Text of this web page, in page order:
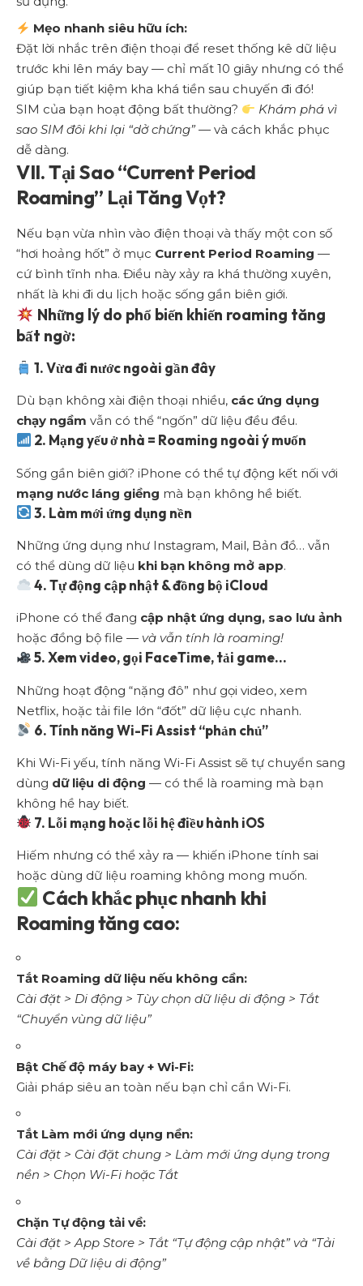
Mẹo nhanh siêu hữu ích:
Đặt lời nhắc trên điện thoại để reset thống kê dữ liệu
trước khi lên máy bay — chỉ mất 10 giây nhưng có thể
giúp bạn tiết kiệm kha khá tiền sau chuyến đi đó!
SIM của bạn hoạt động bất thường?
Khám phá vì
sao SIM đôi khi lại “dở chứng” — và cách khắc phục
dễ dàng.
VII. Tại Sao “Current Period
Roaming” Lại Tăng Vọt?
Nếu bạn vừa nhìn vào điện thoại và thấy một con số
“hơi hoảng hốt” ở mục Current Period Roaming —
cứ bình tĩnh nha. Điều này xảy ra khá thường xuyên,
nhất là khi đi du lịch hoặc sống gần biên giới.
Những lý do phổ biến khiến roaming tăng
bất ngờ:
1. Vừa đi nước ngoài gần đây
Dù bạn không xài điện thoại nhiều, các ứng dụng
chạy ngầm vẫn có thể “ngốn” dữ liệu đều đều.
2. Mạng yếu ở nhà = Roaming ngoài ý muốn
Sống gần biên giới? iPhone có thể tự động kết nối với
mạng nước láng giềng mà bạn không hề biết.
3. Làm mới ứng dụng nền
Những ứng dụng như Instagram, Mail, Bản đồ… vẫn
có thể dùng dữ liệu khi bạn không mở app.
4. Tự động cập nhật & đồng bộ iCloud
iPhone có thể đang cập nhật ứng dụng, sao lưu ảnh
hoặc đồng bộ file — và vẫn tính là roaming!
5. Xem video, gọi FaceTime, tải game…
Những hoạt động “nặng đô” như gọi video, xem
Netflix, hoặc tải file lớn “đốt” dữ liệu cực nhanh.
6. Tính năng Wi-Fi Assist “phản chủ”
Khi Wi-Fi yếu, tính năng Wi-Fi Assist sẽ tự chuyển sang
dùng dữ liệu di động — có thể là roaming mà bạn
không hề hay biết.
7. Lỗi mạng hoặc lỗi hệ điều hành iOS
Hiếm nhưng có thể xảy ra — khiến iPhone tính sai
hoặc dùng dữ liệu roaming không mong muốn.
Cách khắc phục nhanh khi
Roaming tăng cao:
Tắt Roaming dữ liệu nếu không cần:
Cài đặt > Di động > Tùy chọn dữ liệu di động > Tắt
“Chuyển vùng dữ liệu”
Bật Chế độ máy bay + Wi-Fi:
Giải pháp siêu an toàn nếu bạn chỉ cần Wi-Fi.
Tắt Làm mới ứng dụng nền:
Cài đặt > Cài đặt chung > Làm mới ứng dụng trong
nền > Chọn Wi-Fi hoặc Tắt
Chặn Tự động tải về:
Cài đặt > App Store > Tắt “Tự động cập nhật” và “Tải
về bằng Dữ liệu di động”